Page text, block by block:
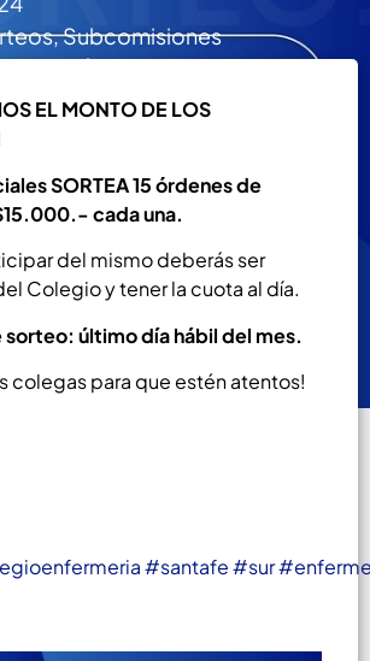
,Subcomisiones
EL MONTO DE LOS
SORTEA 15 órdenes de
cada una.
del mismo deberás ser
Colegio y tener la cuota al día.
sorteo: último día hábil del mes.
colegas para que estén atentos!
#santafe#sur